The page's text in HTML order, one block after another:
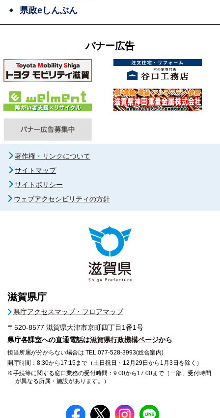
県政eしんぶん
バナー広告
著作権・リンクについて
サイトマップ
サイトポリシー
ウェブアクセシビリティの方針
滋賀県庁
県庁アクセスマップ・フロアマップ
〒520-8577 滋賀県大津市京町四丁目1番1号
県庁各課室への直通電話は滋賀県行政機構ページから
担当所属が分からない場合は TEL 077-528-3993(総合案内)
開庁時間：8:30から17:15まで（土日祝日・12月29日から1月3日を除く）
※手続等に関する窓口業務の受付時間：9:00から17:00まで（一部、受付時間
が異なる所属・施設があります。）